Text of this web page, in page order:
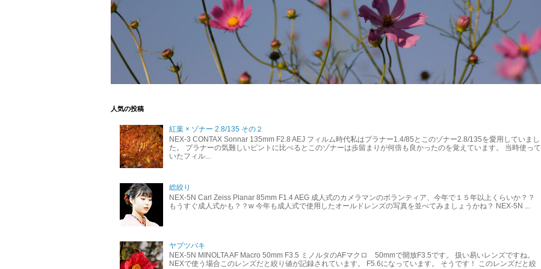
人気の投稿
紅葉 × ゾナー 2.8/135 その２
NEX-3 CONTAX Sonnar 135mm F2.8 AEJ フィルム時代私はプラナー1.4/85とこのゾナー2.8/135を愛用していまし
た。 プラナーの気難しいピントに比べるとこのゾナーは歩留まりが何倍も良かったのを覚えています。 当時使って
いたフィル...
総絞り
NEX-5N Carl Zeiss Planar 85mm F1.4 AEG 成人式のカメラマンのボランティア、今年で１５年以上くらいか？？
もうすぐ成人式かも？？w 今年も成人式で使用したオールドレンズの写真を並べてみましょうかね？ NEX-5N ...
ヤブツバキ
NEX-5N MINOLTA AF Macro 50mm F3.5 ミノルタのAFマクロ 50mmで開放F3.5です。 扱い易いレンズですね。
NEXで使う場合このレンズだと絞り値が記録されています。 F5.6になっています。 そうです！ このレンズだと絞